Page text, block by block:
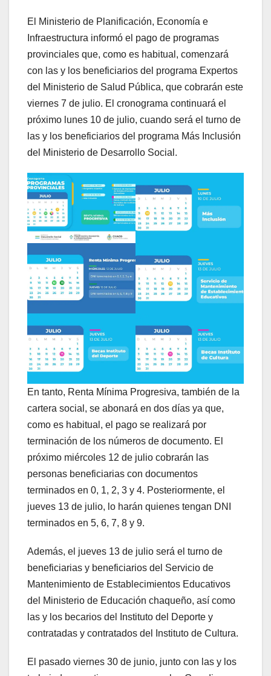
El Ministerio de Planificación, Economía e
Infraestructura informó el pago de programas
provinciales que, como es habitual, comenzará
con las y los beneficiarios del programa Expertos
del Ministerio de Salud Pública, que cobrarán este
viernes 7 de julio. El cronograma continuará el
próximo lunes 10 de julio, cuando será el turno de
las y los beneficiarios del programa Más Inclusión
del Ministerio de Desarrollo Social.
En tanto, Renta Mínima Progresiva, también de la
cartera social, se abonará en dos días ya que,
como es habitual, el pago se realizará por
terminación de los números de documento. El
próximo miércoles 12 de julio cobrarán las
personas beneficiarias con documentos
terminados en 0, 1, 2, 3 y 4. Posteriormente, el
jueves 13 de julio, lo harán quienes tengan DNI
terminados en 5, 6, 7, 8 y 9.
Además, el jueves 13 de julio será el turno de
beneficiarias y beneficiarios del Servicio de
Mantenimiento de Establecimientos Educativos
del Ministerio de Educación chaqueño, así como
las y los becarios del Instituto del Deporte y
contratadas y contratados del Instituto de Cultura.
El pasado viernes 30 de junio, junto con las y los